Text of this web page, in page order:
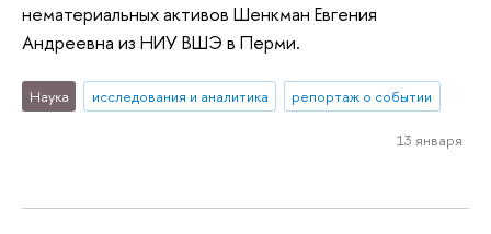
нематериальных активов Шенкман Евгения
Андреевна из НИУ ВШЭ в Перми.
Наука исследования и аналитика репортаж о событии
13 января